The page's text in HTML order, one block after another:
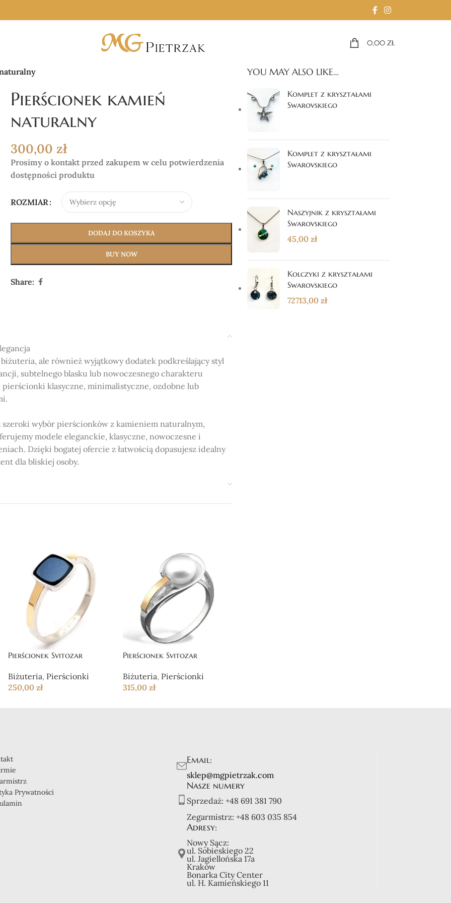
0,00 ZŁ
Pierścionek kamień
naturalny
300,00 zł
Prosimy o kontakt przed zakupem w celu potwierdzenia
dostępności produktu
ROZMIAR
DODAJ DO KOSZYKA
BUY NOW
Share:
ale również wyjątkowy dodatek podkreślający styl
subtelnego blasku lub nowoczesnego charakteru
klasyczne, minimalistyczne, ozdobne lub
wybór pierścionków z kamieniem naturalnym,
modele eleganckie, klasyczne, nowoczesne i
Dzięki bogatej ofercie z łatwością dopasujesz idealny
dla bliskiej osoby.
naturalnym o różnych wzorach, kolorach i stylach.
Pierścionek Svitozar
Biżuteria, Pierścionki
250,00zł
Pierścionek Svitozar
Biżuteria, Pierścionki
315,00 zł
YOU MAY ALSO LIKE…
Komplet z kryształami
Swarovskiego
Komplet z kryształami
Swarovskiego
Naszyjnik z kryształami
Swarovskiego
45,00 zł
Kolczyki z kryształami
Swarovskiego
72713,00 zł
Prywatności
Email:
sklep@mgpietrzak.com
Nasze numery
Sprzedaż: +48 691 381 790
Zegarmistrz: +48 603 035 854
Adresy:
Nowy Sącz:
ul. Sobieskiego 22
ul. Jagiellońska 17a
Kraków
Bonarka City Center
ul. H. Kamieńskiego 11